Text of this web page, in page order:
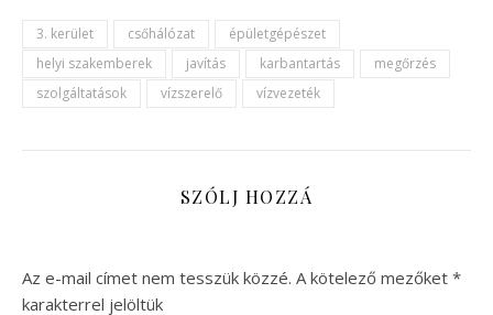
3. kerület csőhálózat
épületgépészet
helyi szakemberek
javítás karbantartás
megőrzés
szolgáltatások
vízszerelő vízvezeték
SZÓLJ HOZZÁ
Az e-mail címet nem tesszük közzé. A kötelező mezőket *
karakterrel jelöltük